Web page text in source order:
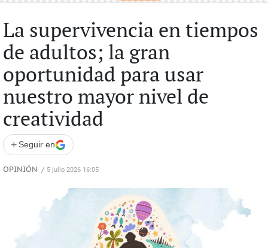
La supervivencia en tiempos
de adultos; la gran
oportunidad para usar
nuestro mayor nivel de
creatividad
+ Seguir en
OPINIÓN / 5 julio 2026 16:05